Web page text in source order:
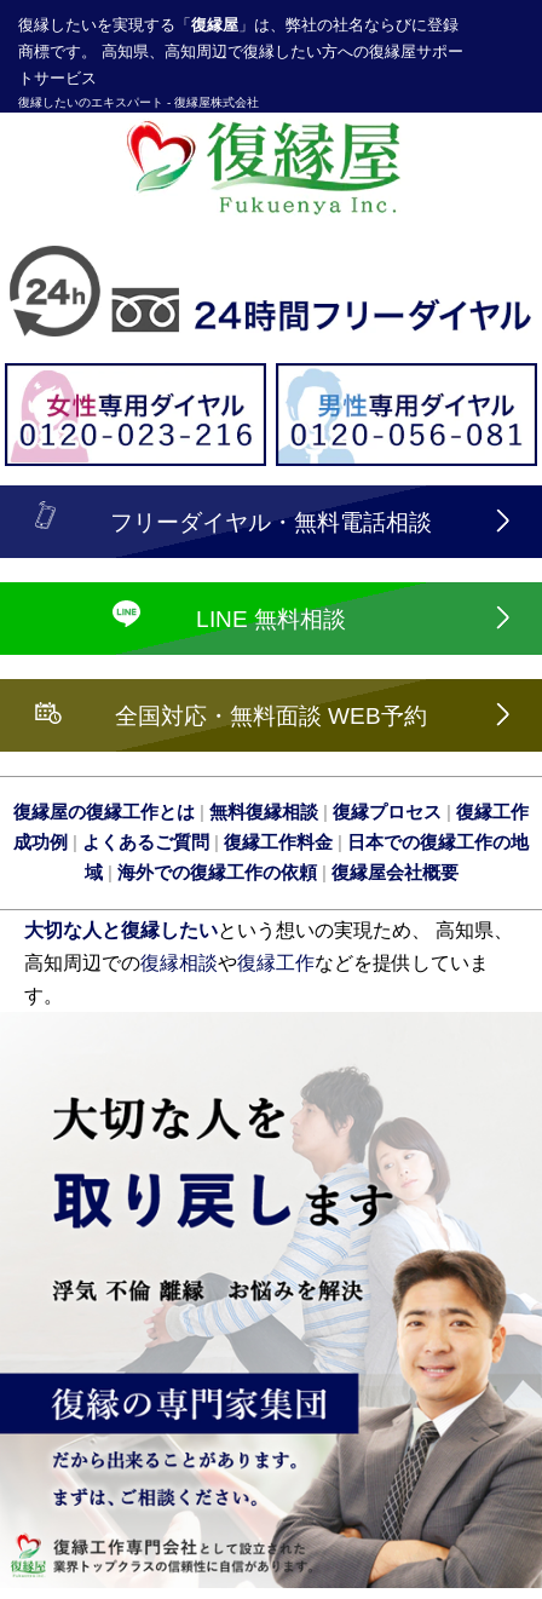
復縁したいを実現する「 復縁屋 」は、弊社の社名ならびに登録
商標です。 高知県、高知周辺で復縁したい方への復縁屋サポー
トサービス
復縁したいのエキスパート - 復縁屋株式会社
探偵業届出登録番号30210286号
フリーダイヤル・無料電話相談
LINE 無料相談
全国対応・無料面談 WEB予約
復縁屋の復縁工作とは | 無料復縁相談 | 復縁プロセス | 復縁工作
成功例 | よくあるご質問 | 復縁工作料金 | 日本での復縁工作の地
域| 海外での復縁工作の依頼| 復縁屋会社概要
大切な人と復縁したいという想いの実現ため、 高知県、
高知周辺での復縁相談や復縁工作などを提供していま
す。